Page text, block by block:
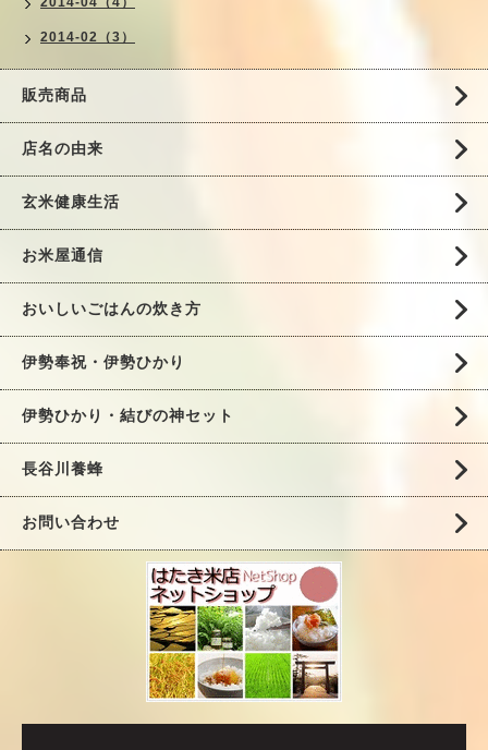
2014-02（3）
販売商品
店名の由来
玄米健康生活
お米屋通信
おいしいごはんの炊き方
伊勢奉祝・伊勢ひかり
伊勢ひかり・結びの神セット
長谷川養蜂
お問い合わせ